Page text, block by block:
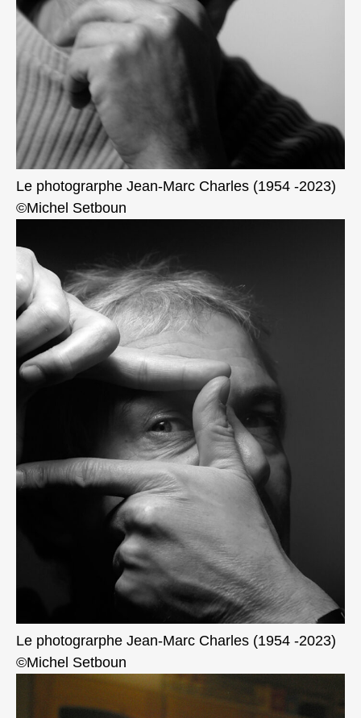
Le photograrphe Jean-Marc Charles (1954 -2023)
©Michel Setboun
Le photograrphe Jean-Marc Charles (1954 -2023)
©Michel Setboun